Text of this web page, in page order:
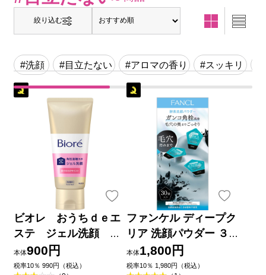
絞り込む
#洗顔 #目立たない #アロマの香り #スッキリ
ビオレ おうちｄｅエ
ステ ジェル洗顔 肌
やわらかモイスト １８
０ｇ 花王
本体900円
税率10％ 990円（税込）
ファンケル ディープク
リア 洗顔パウダー ３
０個 ファンケル
本体1,800円
税率10％ 1,980円（税込）